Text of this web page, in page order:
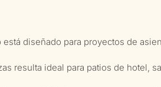
diseñado para proyectos de
resulta ideal para patios de hotel,